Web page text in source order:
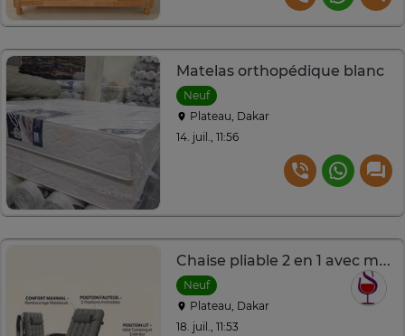
Matelas orthopédique blanc
Neuf
Plateau, Dakar
14. juil., 11:56
Chaise pliable 2 en 1 avec matelas confortable.
Neuf
Plateau, Dakar
18. juil., 11:53